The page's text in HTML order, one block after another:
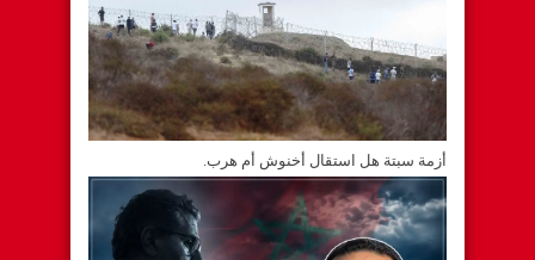
أزمة سبتة هل استقال أخنوش أم هرب.